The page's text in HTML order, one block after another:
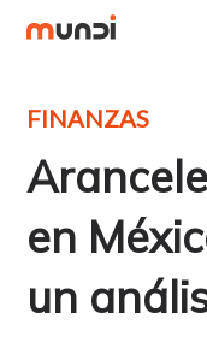
FINANZAS
en
un